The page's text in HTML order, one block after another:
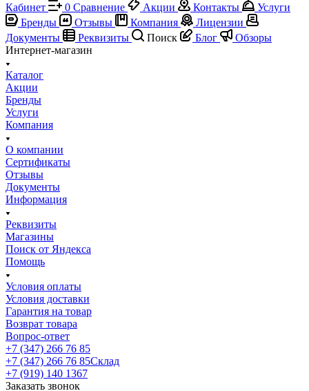
Кабинет
0 Сравнение Акции Контакты
Услуги
Бренды
Отзывы Компания
Лицензии
Документы
Реквизиты Поиск Блог
Обзоры
Интернет-магазин
Каталог
Акции
Бренды
Услуги
Компания
О компании
Сертификаты
Отзывы
Документы
Информация
Реквизиты
Магазины
Поиск от Яндекса
Помощь
Условия оплаты
Условия доставки
Гарантия на товар
Возврат товара
Вопрос-ответ
+7 (347) 266 76 85
+7 (347) 266 76 85Склад
+7 (919) 140 1367
Заказать звонок